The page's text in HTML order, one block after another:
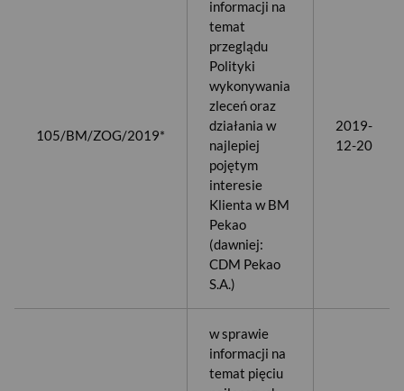
105/BM/ZOG/2019*
informacji na
temat
przeglądu
Polityki
wykonywania
zleceń oraz
działania w
najlepiej
pojętym
interesie
Klienta w BM
Pekao
(dawniej:
CDM Pekao
S.A.)
2019-
12-20
w sprawie
informacji na
temat pięciu